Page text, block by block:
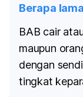
Berapa
BAB cair
maupun
dengan
tingkat